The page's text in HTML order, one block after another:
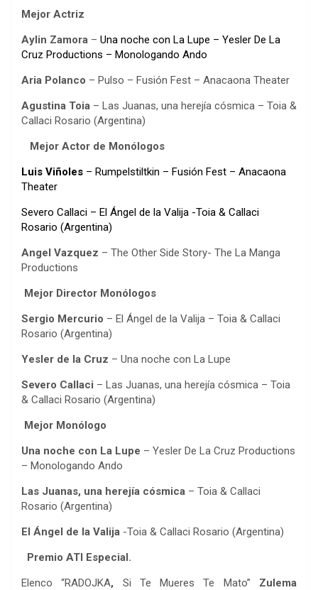
Mejor Actriz
Aylin Zamora – Una noche con La Lupe – Yesler De La
Cruz Productions – Monologando Ando
Aria Polanco – Pulso – Fusión Fest – Anacaona Theater
Agustina Toia – Las Juanas, una herejía cósmica – Toia &
Callaci Rosario (Argentina)
Mejor Actor de Monólogos
Luis Viñoles – Rumpelstiltkin – Fusión Fest – Anacaona
Theater
Severo Callaci – El Ángel de la Valija -Toia & Callaci
Rosario (Argentina)
Angel Vazquez – The Other Side Story- The La Manga
Productions
Mejor Director Monólogos
Sergio Mercurio – El Ángel de la Valija – Toia & Callaci
Rosario (Argentina)
Yesler de la Cruz – Una noche con La Lupe
Severo Callaci – Las Juanas, una herejía cósmica – Toia
& Callaci Rosario (Argentina)
Mejor Monólogo
Una noche con La Lupe – Yesler De La Cruz Productions
– Monologando Ando
Las Juanas, una herejía cósmica – Toia & Callaci
Rosario (Argentina)
El Ángel de la Valija -Toia & Callaci Rosario (Argentina)
Premio ATI Especial.
Elenco “RADOJKA, Si Te Mueres Te Mato” Zulema